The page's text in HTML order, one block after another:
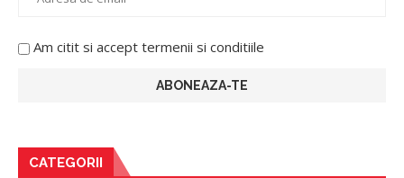
Am citit si accept termenii si conditiile
CATEGORII